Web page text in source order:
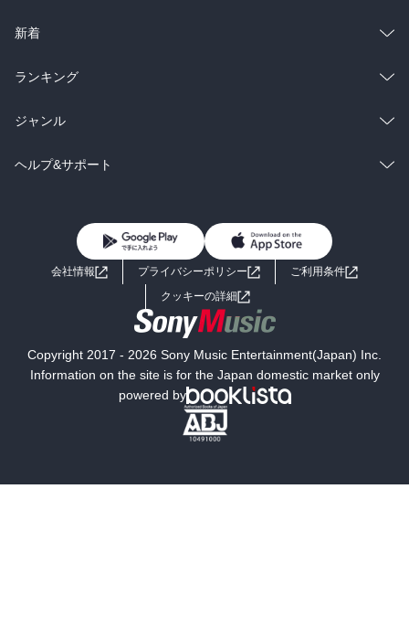
ラノベ
雑誌・グラビア
BL・TL
総合
ラノベ
雑誌・グラビア
BL・TL
新着
総合
ラノベ
雑誌・グラビア
ランキング
総合
ラノベ
ジャンル
コミック
ライトノベル 男子向けラノベ
小説
海外小説
ミステリー SF
文学
ヘルプ&サポート
よくあるご質問 お問い合わせ
会社情報 プライバシーポリシー
ご利用条件
クッキーの詳細
Copyright 2017 - 2026 Sony Music Entertainment(Japan) Inc.
Information on the site is for the Japan domestic market only
powered by